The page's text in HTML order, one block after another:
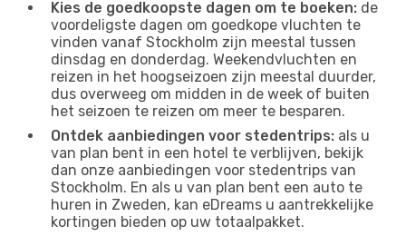
Kies de goedkoopste dagen om te boeken: de
voordeligste dagen om goedkope vluchten te
vinden vanaf Stockholm zijn meestal tussen
dinsdag en donderdag. Weekendvluchten en
reizen in het hoogseizoen zijn meestal duurder,
dus overweeg om midden in de week of buiten
het seizoen te reizen om meer te besparen.
Ontdek aanbiedingen voor stedentrips: als u
van plan bent in een hotel te verblijven, bekijk
dan onze aanbiedingen voor stedentrips van
Stockholm. En als u van plan bent een auto te
huren in Zweden, kan eDreams u aantrekkelijke
kortingen bieden op uw totaalpakket.